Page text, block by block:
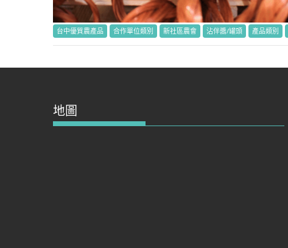
台中優質農產品 合作單位類別 新社區農會 沾伴醬/罐頭 產品類別
地圖